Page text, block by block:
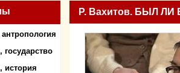
история
Р. Вахитов. БЫЛ